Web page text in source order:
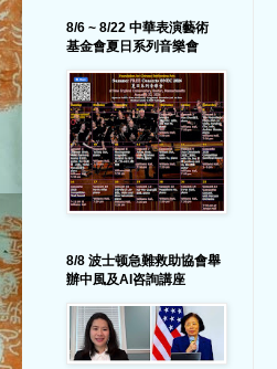
8/6 ~ 8/22 中華表演藝術
基金會夏日系列音樂會
8/8 波士顿急難救助協會舉
辦中風及AI咨詢講座